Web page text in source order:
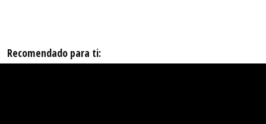
Recomendado para ti: